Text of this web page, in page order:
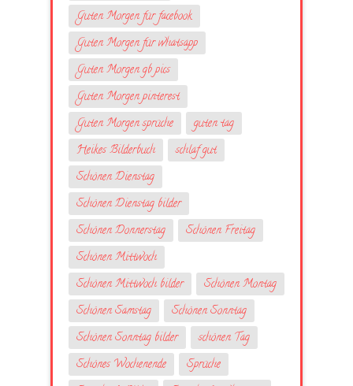
Guten Morgen für facebook
Guten Morgen für whatsapp
Guten Morgen gb pics
Guten Morgen pinterest
Guten Morgen sprüche
guten tag
Heikes Bilderbuch
schlaf gut
Schönen Dienstag
Schönen Dienstag bilder
Schönen Donnerstag
Schönen Freitag
Schönen Mittwoch
Schönen Mittwoch bilder
Schönen Montag
Schönen Samstag
Schönen Sonntag
Schönen Sonntag bilder
schönen Tag
Schönes Wochenende
Sprüche